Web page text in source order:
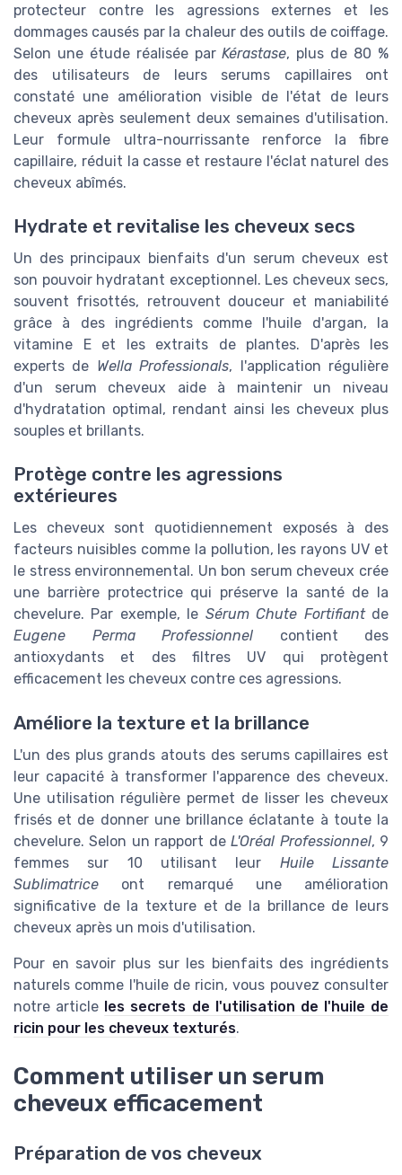
protecteur contre les agressions externes et les
dommages causés par la chaleur des outils de coiffage.
Selon une étude réalisée parKérastase, plus de 80 %
des utilisateurs de leurs serums capillaires ont
constaté une amélioration visible de l'état de leurs
cheveux après seulement deux semaines d'utilisation.
Leur formule ultra-nourrissante renforce la fibre
capillaire, réduit la casse et restaure l'éclat naturel des
cheveux abîmés.
Hydrate et revitalise les cheveux secs
Un des principaux bienfaits d'un serum cheveux est
son pouvoir hydratant exceptionnel. Les cheveux secs,
souvent frisottés, retrouvent douceur et maniabilité
grâce à des ingrédients comme l'huile d'argan, la
vitamine E et les extraits de plantes. D'après les
experts de Wella Professionals, l'application régulière
d'un serum cheveux aide à maintenir un niveau
d'hydratation optimal, rendant ainsi les cheveux plus
souples et brillants.
Protège contre les agressions
extérieures
Les cheveux sont quotidiennement exposés à des
facteurs nuisibles comme la pollution, les rayons UV et
le stress environnemental. Un bon serum cheveux crée
une barrière protectrice qui préserve la santé de la
chevelure. Par exemple, le Sérum Chute Fortifiantde
Eugene Perma Professionnel contient des
antioxydants et des filtres UV qui protègent
efficacement les cheveux contre ces agressions.
Améliore la texture et la brillance
L'un des plus grands atouts des serums capillaires est
leur capacité à transformer l'apparence des cheveux.
Une utilisation régulière permet de lisser les cheveux
frisés et de donner une brillance éclatante à toute la
chevelure. Selon un rapport deL'Oréal Professionnel, 9
femmes sur 10 utilisant leur Huile Lissante
Sublimatrice ont remarqué une amélioration
significative de la texture et de la brillance de leurs
cheveux après un mois d'utilisation.
Pour en savoir plus sur les bienfaits des ingrédients
naturels comme l'huile de ricin, vous pouvez consulter
notre article les secrets de l'utilisation de l'huile de
ricin pour les cheveux texturés.
Comment utiliser un serum
cheveux efficacement
Préparation de vos cheveux